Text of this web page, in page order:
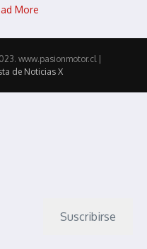
More
www.pasionmotor.cl |
de Noticias X
Suscribirse